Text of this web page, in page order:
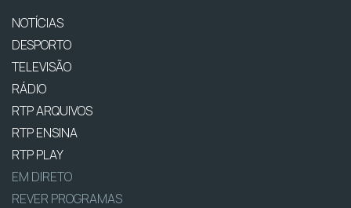
NOTÍCIAS
DESPORTO
TELEVISÃO
RÁDIO
RTP ARQUIVOS
RTP ENSINA
RTP PLAY
EM DIRETO
REVER PROGRAMAS